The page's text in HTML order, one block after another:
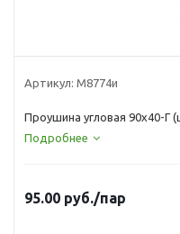
Артикул: М8774и
Проушина угловая 90х40-Г
Подробнее
95.00 руб./пар